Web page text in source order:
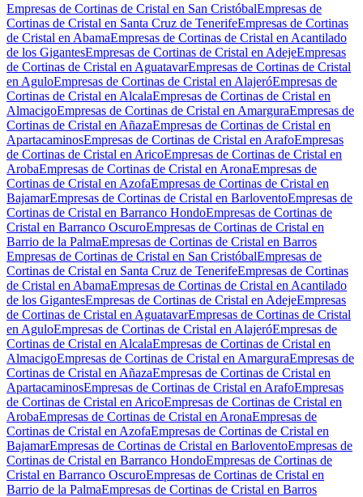
Empresas de Cortinas de Cristal en San CristóbalEmpresas de
Cortinas de Cristal en Santa Cruz de TenerifeEmpresas de Cortinas
de Cristal en AbamaEmpresas de Cortinas de Cristal en Acantilado
de los GigantesEmpresas de Cortinas de Cristal en AdejeEmpresas
de Cortinas de Cristal en AguatavarEmpresas de Cortinas de Cristal
en AguloEmpresas de Cortinas de Cristal en AlajeróEmpresas de
Cortinas de Cristal en AlcalaEmpresas de Cortinas de Cristal en
AlmacigoEmpresas de Cortinas de Cristal en AmarguraEmpresas de
Cortinas de Cristal en AñazaEmpresas de Cortinas de Cristal en
ApartacaminosEmpresas de Cortinas de Cristal en ArafoEmpresas
de Cortinas de Cristal en AricoEmpresas de Cortinas de Cristal en
ArobaEmpresas de Cortinas de Cristal en AronaEmpresas de
Cortinas de Cristal en AzofaEmpresas de Cortinas de Cristal en
BajamarEmpresas de Cortinas de Cristal en BarloventoEmpresas de
Cortinas de Cristal en Barranco HondoEmpresas de Cortinas de
Cristal en Barranco OscuroEmpresas de Cortinas de Cristal en
Barrio de la PalmaEmpresas de Cortinas de Cristal en Barros
Empresas de Cortinas de Cristal en San CristóbalEmpresas de
Cortinas de Cristal en Santa Cruz de TenerifeEmpresas de Cortinas
de Cristal en AbamaEmpresas de Cortinas de Cristal en Acantilado
de los GigantesEmpresas de Cortinas de Cristal en AdejeEmpresas
de Cortinas de Cristal en AguatavarEmpresas de Cortinas de Cristal
en AguloEmpresas de Cortinas de Cristal en AlajeróEmpresas de
Cortinas de Cristal en AlcalaEmpresas de Cortinas de Cristal en
AlmacigoEmpresas de Cortinas de Cristal en AmarguraEmpresas de
Cortinas de Cristal en AñazaEmpresas de Cortinas de Cristal en
ApartacaminosEmpresas de Cortinas de Cristal en ArafoEmpresas
de Cortinas de Cristal en AricoEmpresas de Cortinas de Cristal en
ArobaEmpresas de Cortinas de Cristal en AronaEmpresas de
Cortinas de Cristal en AzofaEmpresas de Cortinas de Cristal en
BajamarEmpresas de Cortinas de Cristal en BarloventoEmpresas de
Cortinas de Cristal en Barranco HondoEmpresas de Cortinas de
Cristal en Barranco OscuroEmpresas de Cortinas de Cristal en
Barrio de la PalmaEmpresas de Cortinas de Cristal en Barros